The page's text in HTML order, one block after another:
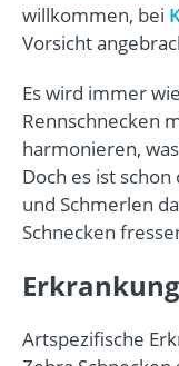
willkommen, bei
Vorsicht
Es wird immer
Rennschnecken
harmonieren,
Doch es ist
und Schmerlen
Schnecken
Artspezifische